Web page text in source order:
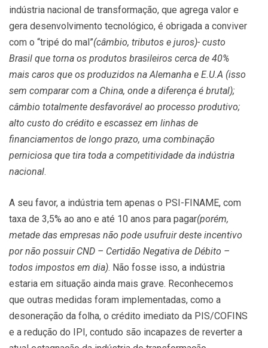
indústria nacional de transformação, que agrega valor e
gera desenvolvimento tecnológico, é obrigada a conviver
com o “tripé do mal”(câmbio, tributos e juros)- custo
Brasil que torna os produtos brasileiros cerca de 40%
mais caros que os produzidos na Alemanha e E.U.A (isso
sem comparar com a China, onde a diferença é brutal);
câmbio totalmente desfavorável ao processo produtivo;
alto custo do crédito e escassez em linhas de
financiamentos de longo prazo, uma combinação
perniciosa que tira toda a competitividade da indústria
nacional.
A seu favor, a indústria tem apenas o PSI-FINAME, com
taxa de 3,5% ao ano e até 10 anos para pagar(porém,
metade das empresas não pode usufruir deste incentivo
por não possuir CND – Certidão Negativa de Débito –
todos impostos em dia). Não fosse isso, a indústria
estaria em situação ainda mais grave. Reconhecemos
que outras medidas foram implementadas, como a
desoneração da folha, o crédito imediato da PIS/COFINS
e a redução do IPI, contudo são incapazes de reverter a